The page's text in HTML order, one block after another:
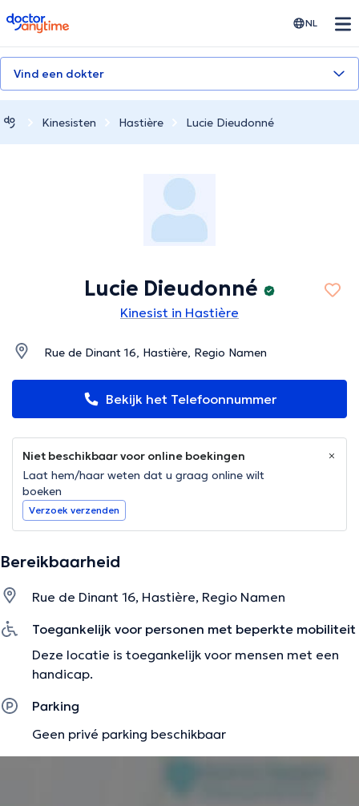
doctoranytime NL
Vind een dokter
Kinesisten Hastière Lucie Dieudonné
Lucie Dieudonné
Kinesist in Hastière
Rue de Dinant 16, Hastière, Regio Namen
Bekijk het Telefoonnummer
Niet beschikbaar voor online boekingen
Laat hem/haar weten dat u graag online wilt
boeken
Verzoek verzenden
Bereikbaarheid
Rue de Dinant 16, Hastière, Regio Namen
Toegankelijk voor personen met beperkte mobiliteit
Deze locatie is toegankelijk voor mensen met een
handicap.
Parking
Geen privé parking beschikbaar